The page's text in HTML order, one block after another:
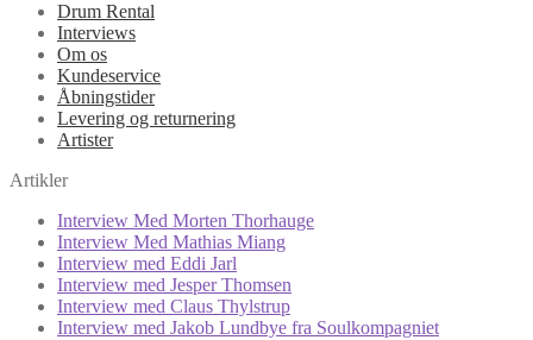
Drum Rental
Interviews
Om os
Kundeservice
Åbningstider
Levering og returnering
Artister
Artikler
Interview Med Morten Thorhauge
Interview Med Mathias Miang
Interview med Eddi Jarl
Interview med Jesper Thomsen
Interview med Claus Thylstrup
Interview med Jakob Lundbye fra Soulkompagniet